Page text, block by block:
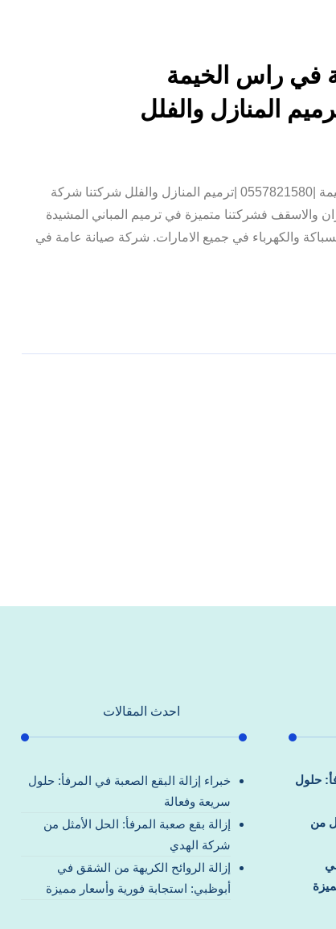
في راس الخيمة
شركة صيانة عامة في راس الخيمة |0557821580 |ترميم المنازل والفلل شركتنا شركة
والاسقف فشركتنا متميزة في ترميم المباني المشيدة
والكهرباء في جميع الامارات. شركة صيانة عامة في
حلول
من
احدث المقالات
خبراء إزالة البقع الصعبة في المرفأ: حلول
سريعة وفعالة
إزالة بقع صعبة المرفأ: الحل الأمثل من
شركة الهدي
إزالة الروائح الكريهة من الشقق في
أبوظبي: استجابة فورية وأسعار مميزة